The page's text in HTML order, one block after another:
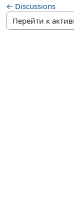
← Discussions
Перейти к